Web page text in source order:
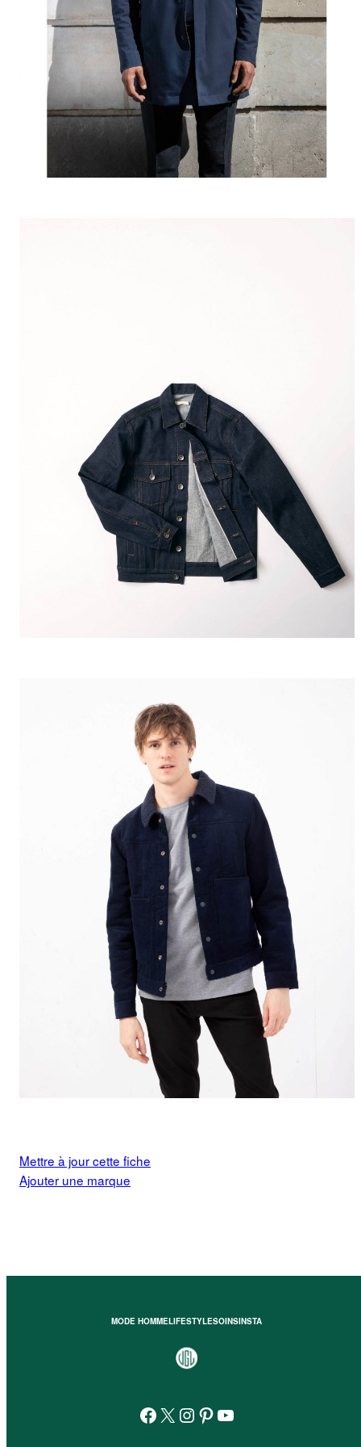
Mettre à jour cette fiche
Ajouter une marque
MODE HOMMELIFESTYLESOINSINSTA
Facebook
X Instagram
Pinterest
YouTube